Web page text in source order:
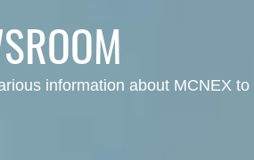
information about MCNEX to